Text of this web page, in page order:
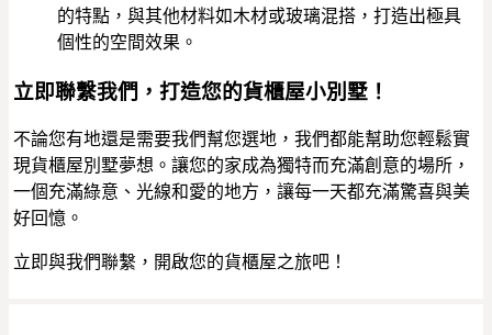
的特點，與其他材料如木材或玻璃混搭，打造出極具
個性的空間效果。
立即聯繫我們，打造您的貨櫃屋小別墅！
不論您有地還是需要我們幫您選地，我們都能幫助您輕鬆實
現貨櫃屋別墅夢想。讓您的家成為獨特而充滿創意的場所，
一個充滿綠意、光線和愛的地方，讓每一天都充滿驚喜與美
好回憶。
立即與我們聯繫，開啟您的貨櫃屋之旅吧！